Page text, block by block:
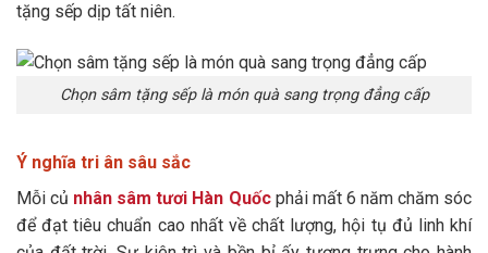
tặng sếp dịp tất niên.
Chọn sâm tặng sếp là món quà sang trọng đẳng cấp
Ý nghĩa tri ân sâu sắc
Mỗi củ nhân sâm tươi Hàn Quốcphải mất 6 năm chăm sóc
để đạt tiêu chuẩn cao nhất về chất lượng, hội tụ đủ linh khí